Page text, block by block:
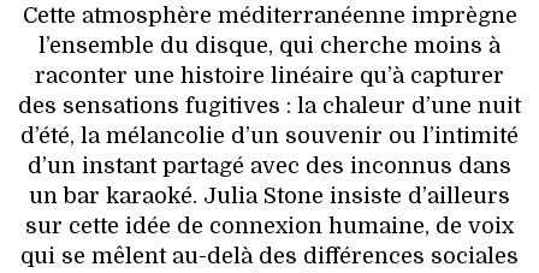
Cette atmosphère méditerranéenne imprègne
l’ensemble du disque, qui cherche moins à
raconter une histoire linéaire qu’à capturer
des sensations fugitives : la chaleur d’une nuit
d’été, la mélancolie d’un souvenir ou l’intimité
d’un instant partagé avec des inconnus dans
un bar karaoké. Julia Stone insiste d’ailleurs
sur cette idée de connexion humaine, de voix
qui se mêlent au-delà des différences sociales